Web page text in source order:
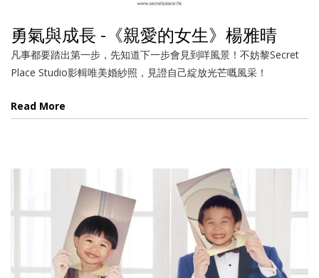
勇氣與成長 -《親愛的女生》楊雅晴
凡事都要踏出第一步，先知道下一步會見到咩風景！不妨黎Secret
Place Studio影輯唯美婚紗照，見證自己綻放光芒嘅風采！
Read More